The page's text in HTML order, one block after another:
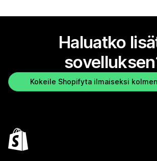
Haluatko
Kokeile Shopifyta ilmaiseksi